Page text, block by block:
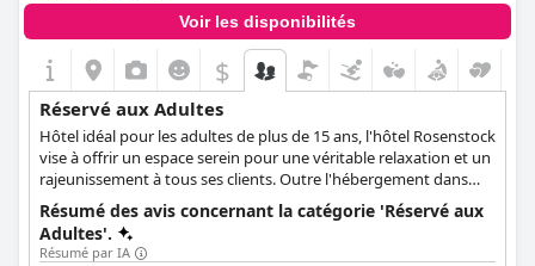
Voir les disponibilités
$
Réservé aux Adultes
Hôtel idéal pour les adultes de plus de 15 ans, l'hôtel Rosenstock
vise à offrir un espace serein pour une véritable relaxation et un
rajeunissement à tous ses clients. Outre l'hébergement dans
des chambres modernes et confortables, l'hôtel propose des
soins de spa et de bien-être revigorants, ainsi que diverses
activités.
Résumé des avis concernant la catégorie 'Réservé aux
Adultes'.
Résumé par IA